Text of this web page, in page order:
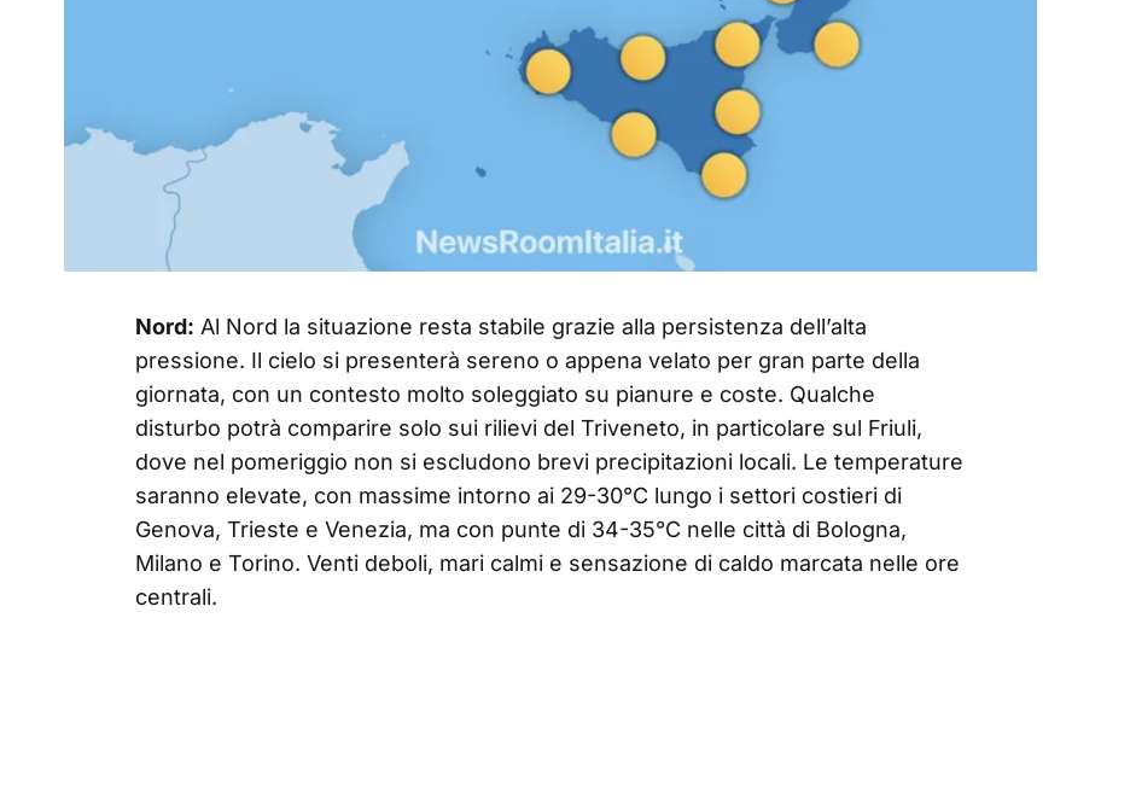
Nord: Al Nord la situazione resta stabile grazie alla persistenza dell’alta
pressione. Il cielo si presenterà sereno o appena velato per gran parte della
giornata, con un contesto molto soleggiato su pianure e coste. Qualche
disturbo potrà comparire solo sui rilievi del Triveneto, in particolare sul Friuli,
dove nel pomeriggio non si escludono brevi precipitazioni locali. Le temperature
saranno elevate, con massime intorno ai 29-30°C lungo i settori costieri di
Genova, Trieste e Venezia, ma con punte di 34-35°C nelle città di Bologna,
Milano e Torino. Venti deboli, mari calmi e sensazione di caldo marcata nelle ore
centrali.